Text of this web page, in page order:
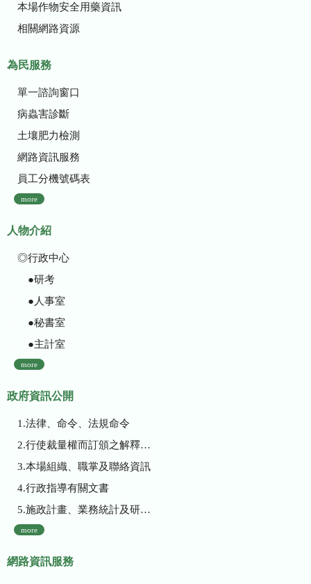
本場作物安全用藥資訊
相關網路資源
為民服務
單一諮詢窗口
病蟲害診斷
土壤肥力檢測
網路資訊服務
員工分機號碼表
more
人物介紹
◎行政中心
●研考
●人事室
●秘書室
●主計室
more
政府資訊公開
1.法律、命令、法規命令
2.行使裁量權而訂頒之解釋性規定及裁量基準
3.本場組織、職掌及聯絡資訊
4.行政指導有關文書
5.施政計畫、業務統計及研究報告
more
網路資訊服務